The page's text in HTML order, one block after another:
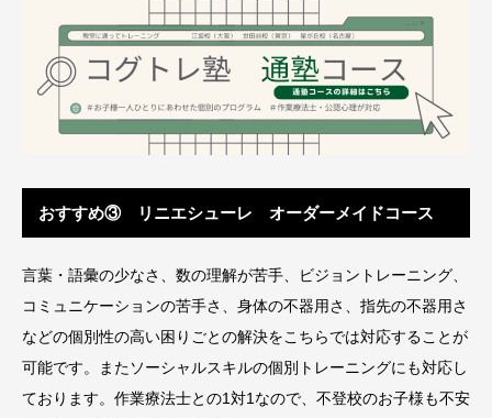
おすすめ③ リニエシューレ オーダーメイドコース
言葉・語彙の少なさ、数の理解が苦手、ビジョントレーニング、
コミュニケーションの苦手さ、身体の不器用さ、指先の不器用さ
などの個別性の高い困りごとの解決をこちらでは対応することが
可能です。またソーシャルスキルの個別トレーニングにも対応し
ております。作業療法士との1対1なので、不登校のお子様も不安